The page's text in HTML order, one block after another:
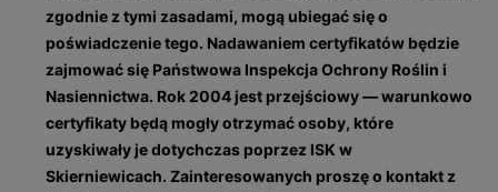
zgodnie z tymi zasadami, mogą ubiegać się o
poświadczenie tego. Nadawaniem certyfikatów będzie
zajmować się Państwowa Inspekcja Ochrony Roślin i
Nasiennictwa. Rok 2004 jest przejściowy — warunkowo
certyfikaty będą mogły otrzymać osoby, które
uzyskiwały je dotychczas poprzez ISK w
Skierniewicach. Zainteresowanych proszę o kontakt z